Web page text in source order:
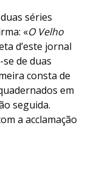
séries
«O Velho
d’este jornal
de duas
consta de
em
seguida.
a acclamação